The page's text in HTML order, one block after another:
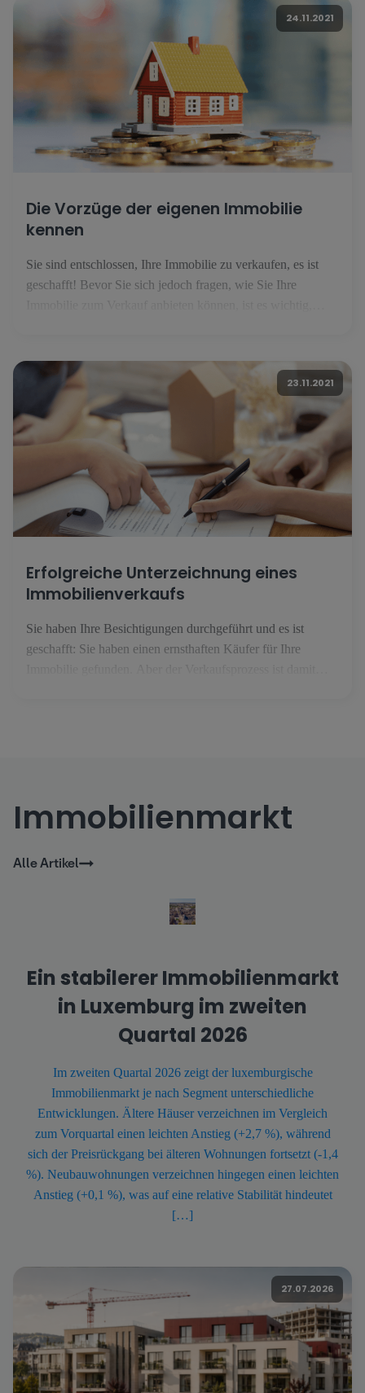
24.11.2021
Die Vorzüge der eigenen Immobilie
kennen
Sie sind entschlossen, Ihre Immobilie zu verkaufen, es ist
geschafft! Bevor Sie sich jedoch fragen, wie Sie Ihre
Sie vor der Veröffentlichung Ihrer Anzeige schaffen sollten.
1. Ihren Markt kennen In Luxemburg entwickelt sich der
Immobilienmarkt [...].
23.11.2021
Erfolgreiche Unterzeichnung eines
Immobilienverkaufs
Sie haben Ihre Besichtigungen durchgeführt und es ist
geschafft: Sie haben einen ernsthaften Käufer für Ihre
Immobilienmarkt
Alle Artikel
Ein stabilerer Immobilienmarkt
in Luxemburg im zweiten
Quartal 2026
Im zweiten Quartal 2026 zeigt der luxemburgische
Immobilienmarkt je nach Segment unterschiedliche
Entwicklungen. Ältere Häuser verzeichnen im Vergleich
zum Vorquartal einen leichten Anstieg (+2,7 %), während
sich der Preisrückgang bei älteren Wohnungen fortsetzt (-1,4
%). Neubauwohnungen verzeichnen hingegen einen leichten
Anstieg (+0,1 %), was auf eine relative Stabilität hindeutet
[…]
27.07.2026